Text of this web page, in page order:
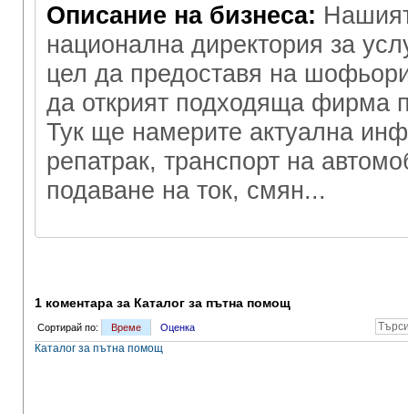
Описание на бизнеса:
национална директория за
цел да предоставя на
да открият подходяща фирма
Тук ще намерите актуална
репатрак, транспорт на
подаване на ток, смян...
1 коментара за Каталог за пътна помощ
Сортирай по: Време Оценка
Каталог за пътна помощ